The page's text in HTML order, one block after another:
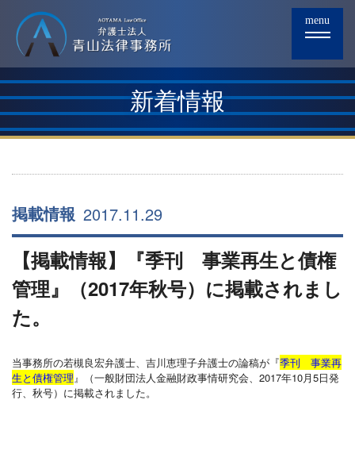
menu
新着情報
掲載情報 2017.11.29
【掲載情報】『季刊 事業再生と債権
管理』（2017年秋号）に掲載されまし
た。
当事務所の若槻良宏弁護士、吉川恵理子弁護士の論稿が『季刊 事業再
生と債権管理』（一般財団法人金融財政事情研究会、2017年10月5日発
行、秋号）に掲載されました。